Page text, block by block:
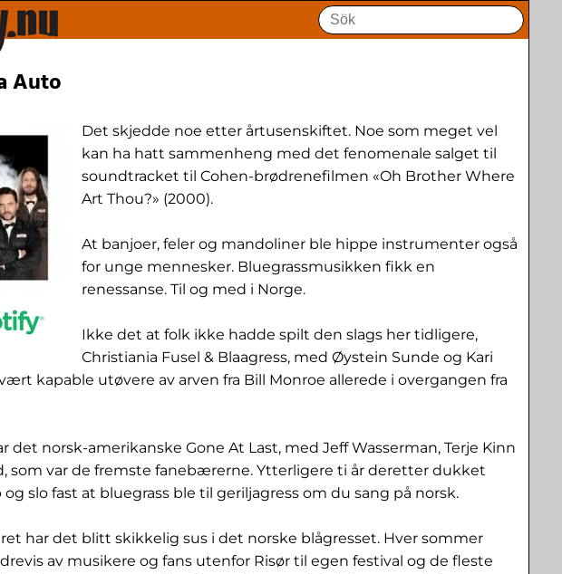
Auto
Det skjedde noe etter årtusenskiftet. Noe som meget vel
kan ha hatt sammenheng med det fenomenale salget til
soundtracket til Cohen-brødrenefilmen «Oh Brother Where
Art Thou?» (2000).
At banjoer, feler og mandoliner ble hippe instrumenter også
for unge mennesker. Bluegrassmusikken fikk en
renessanse. Til og med i Norge.
Ikke det at folk ikke hadde spilt den slags her tidligere,
Christiania Fusel & Blaagress, med Øystein Sunde og Kari
kapable utøvere av arven fra Bill Monroe allerede i overgangen fra
det norsk-amerikanske Gone At Last, med Jeff Wasserman, Terje Kinn
som var de fremste fanebærerne. Ytterligere ti år deretter dukket
slo fast at bluegrass ble til geriljagress om du sang på norsk.
har det blitt skikkelig sus i det norske blågresset. Hver sommer
av musikere og fans utenfor Risør til egen festival og de fleste